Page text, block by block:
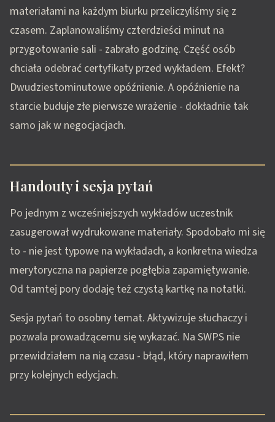
materiałami na każdym biurku przeliczyliśmy się z
czasem. Zaplanowaliśmy czterdzieści minut na
przygotowanie sali - zabrało godzinę. Część osób
chciała odebrać certyfikaty przed wykładem. Efekt?
Dwudziestominutowe opóźnienie. A opóźnienie na
starcie buduje złe pierwsze wrażenie - dokładnie tak
samo jak w negocjacjach.
Handouty i sesja pytań
Po jednym z wcześniejszych wykładów uczestnik
zasugerował wydrukowane materiały. Spodobało mi się
to - nie jest typowe na wykładach, a konkretna wiedza
merytoryczna na papierze pogłębia zapamiętywanie.
Od tamtej pory dodaję też czystą kartkę na notatki.
Sesja pytań to osobny temat. Aktywizuje słuchaczy i
pozwala prowadzącemu się wykazać. Na SWPS nie
przewidziałem na nią czasu - błąd, który naprawiłem
przy kolejnych edycjach.